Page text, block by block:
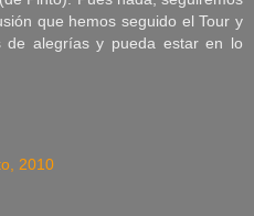
que hemos seguido el Tour y
de alegrías y pueda estar en lo
2010